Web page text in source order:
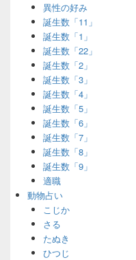
異性の好み
誕生数「11」
誕生数「1」
誕生数「22」
誕生数「2」
誕生数「3」
誕生数「4」
誕生数「5」
誕生数「6」
誕生数「7」
誕生数「8」
誕生数「9」
適職
動物占い
こじか
さる
たぬき
ひつじ